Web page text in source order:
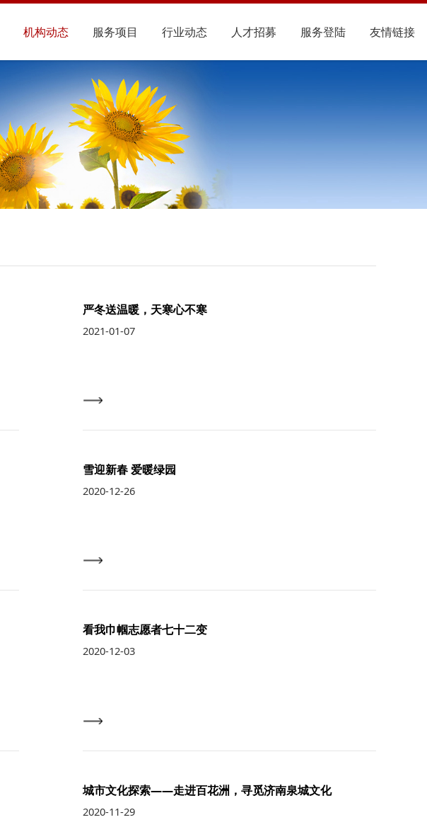
机构动态 服务项目 行业动态 人才招募 服务登陆 友情链接
严冬送温暖，天寒心不寒
2021-01-07
雪迎新春 爱暖绿园
2020-12-26
看我巾帼志愿者七十二变
2020-12-03
城市文化探索——走进百花洲，寻觅济南泉城文化
2020-11-29